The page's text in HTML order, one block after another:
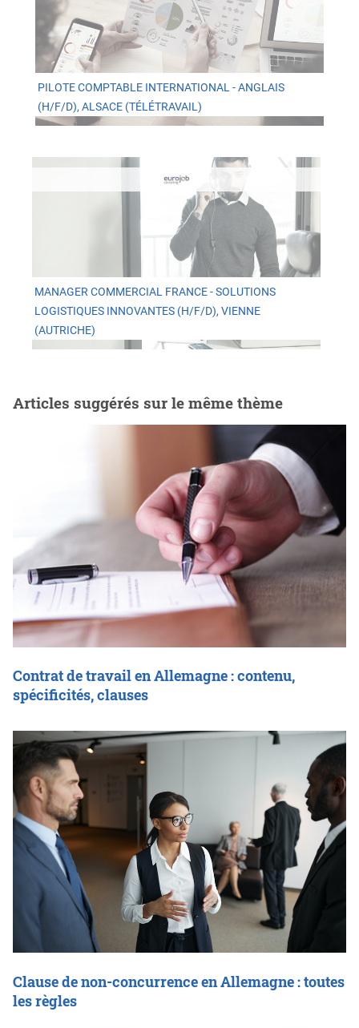
PILOTE COMPTABLE INTERNATIONAL - ANGLAIS
(H/F/D), ALSACE (TÉLÉTRAVAIL)
MANAGER COMMERCIAL FRANCE - SOLUTIONS
LOGISTIQUES INNOVANTES (H/F/D), VIENNE
(AUTRICHE)
Articles suggérés sur le même thème
Contrat de travail en Allemagne : contenu,
spécificités, clauses
Clause de non-concurrence en Allemagne : toutes
les règles